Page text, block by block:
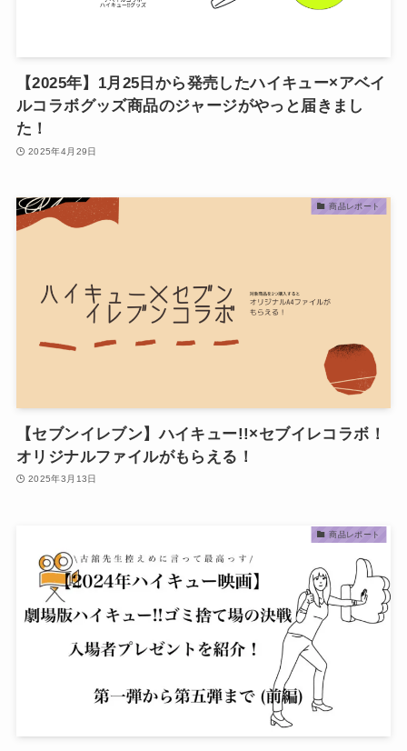
【2025年】1月25日から発売したハイキュー×アベイ
ルコラボグッズ商品のジャージがやっと届きまし
た！
2025年4月29日
商品レポート
【セブンイレブン】ハイキュー!!×セブイレコラボ！
オリジナルファイルがもらえる！
2025年3月13日
商品レポート